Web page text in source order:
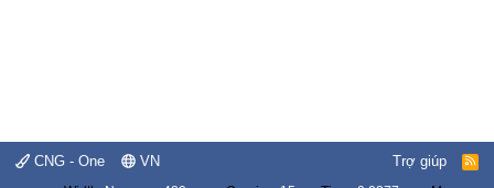
CNG - One VN Trợ giúp
R